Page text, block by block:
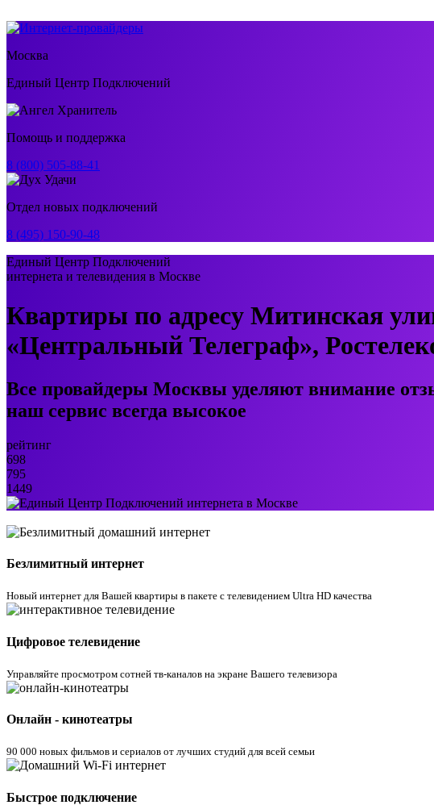
Москва
Единый Центр Подключений
Помощь и поддержка
8 (800) 505-88-41
Отдел новых подключений
8 (495) 150-90-48
Единый Центр Подключений
интернета и телевидения в Москве
Квартиры по адресу Митинская
«Центральный Телеграф»,
Все провайдеры Москвы уделяют внимание
наш сервис всегда высокое
рейтинг
698
795
1449
Безлимитный интернет
Новый интернет для Вашей квартиры в пакете с телевидением Ultra HD качества
Цифровое телевидение
Управляйте просмотром cотней тв-каналов на экране Вашего телевизора
Онлайн - кинотеатры
90 000 новых фильмов и сериалов от лучших студий для всей семьи
Быстрое подключение